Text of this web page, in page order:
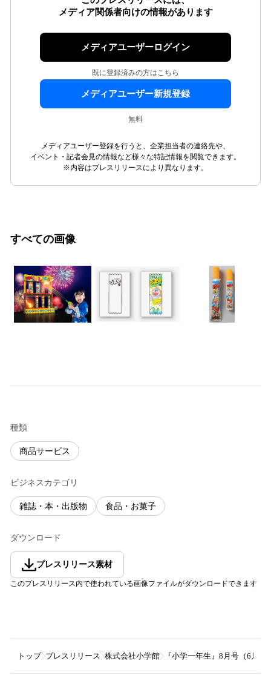
メディア関係者向けの情報があります
メディアユーザーログイン
既に登録済みの方はこちら
メディアユーザー新規登録
無料
メディアユーザー登録を行うと、企業担当者の連絡先や、
イベント・記者会見の情報など様々な特記情報を閲覧できます。
※内容はプレスリリースにより異なります。
すべての画像
種類
商品サービス
ビジネスカテゴリ
雑誌・本・出版物 食品・お菓子
ダウンロード
プレスリリース素材
このプレスリリース内で使われている画像ファイルがダウンロードできます
トップ プレスリリース 株式会社小学館 『小学一年生』8月号（6月